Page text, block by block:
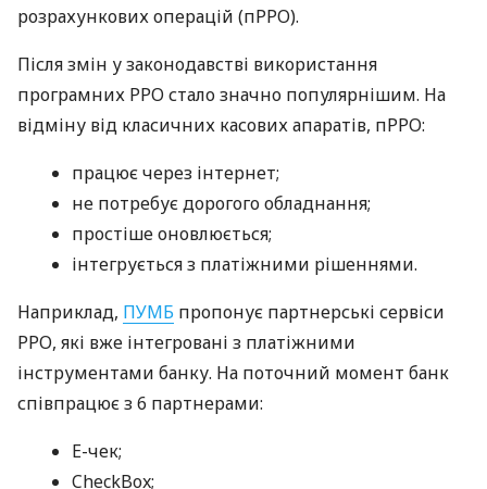
розрахункових операцій (пРРО).
Після змін у законодавстві використання
програмних РРО стало значно популярнішим. На
відміну від класичних касових апаратів, пРРО:
працює через інтернет;
не потребує дорогого обладнання;
простіше оновлюється;
інтегрується з платіжними рішеннями.
Наприклад, ПУМБ пропонує партнерські сервіси
РРО, які вже інтегровані з платіжними
інструментами банку. На поточний момент банк
співпрацює з 6 партнерами:
E-чек;
CheckBox;